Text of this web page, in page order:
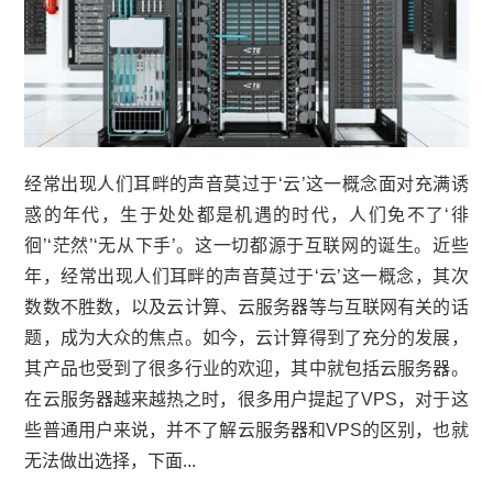
经常出现人们耳畔的声音莫过于‘云’这一概念面对充满诱
惑的年代，生于处处都是机遇的时代，人们免不了‘徘
徊’‘茫然’‘无从下手’。这一切都源于互联网的诞生。近些
年，经常出现人们耳畔的声音莫过于‘云’这一概念，其次
数数不胜数，以及云计算、云服务器等与互联网有关的话
题，成为大众的焦点。如今，云计算得到了充分的发展，
其产品也受到了很多行业的欢迎，其中就包括云服务器。
在云服务器越来越热之时，很多用户提起了VPS，对于这
些普通用户来说，并不了解云服务器和VPS的区别，也就
无法做出选择，下面...